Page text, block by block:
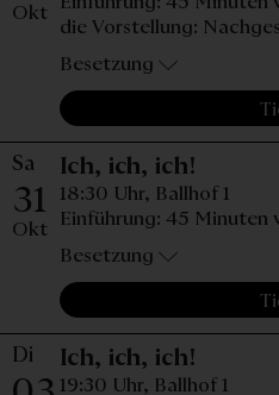
Okt
die Vorstellung:
Besetzung
Sa
31
Okt
Ich, ich, ich!
18:30 Uhr, Ballhof 1
Einführung: 45 Minuten
Besetzung
Di Ich, ich, ich!
19:30 Uhr, Ballhof 1